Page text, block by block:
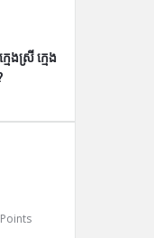
ងស្រី ក្មេង
Points